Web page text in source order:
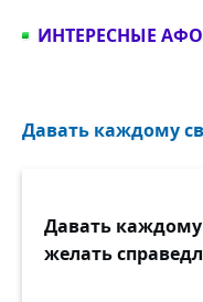
ИНТЕРЕСНЫЕ
Давать каждому
Давать
желать